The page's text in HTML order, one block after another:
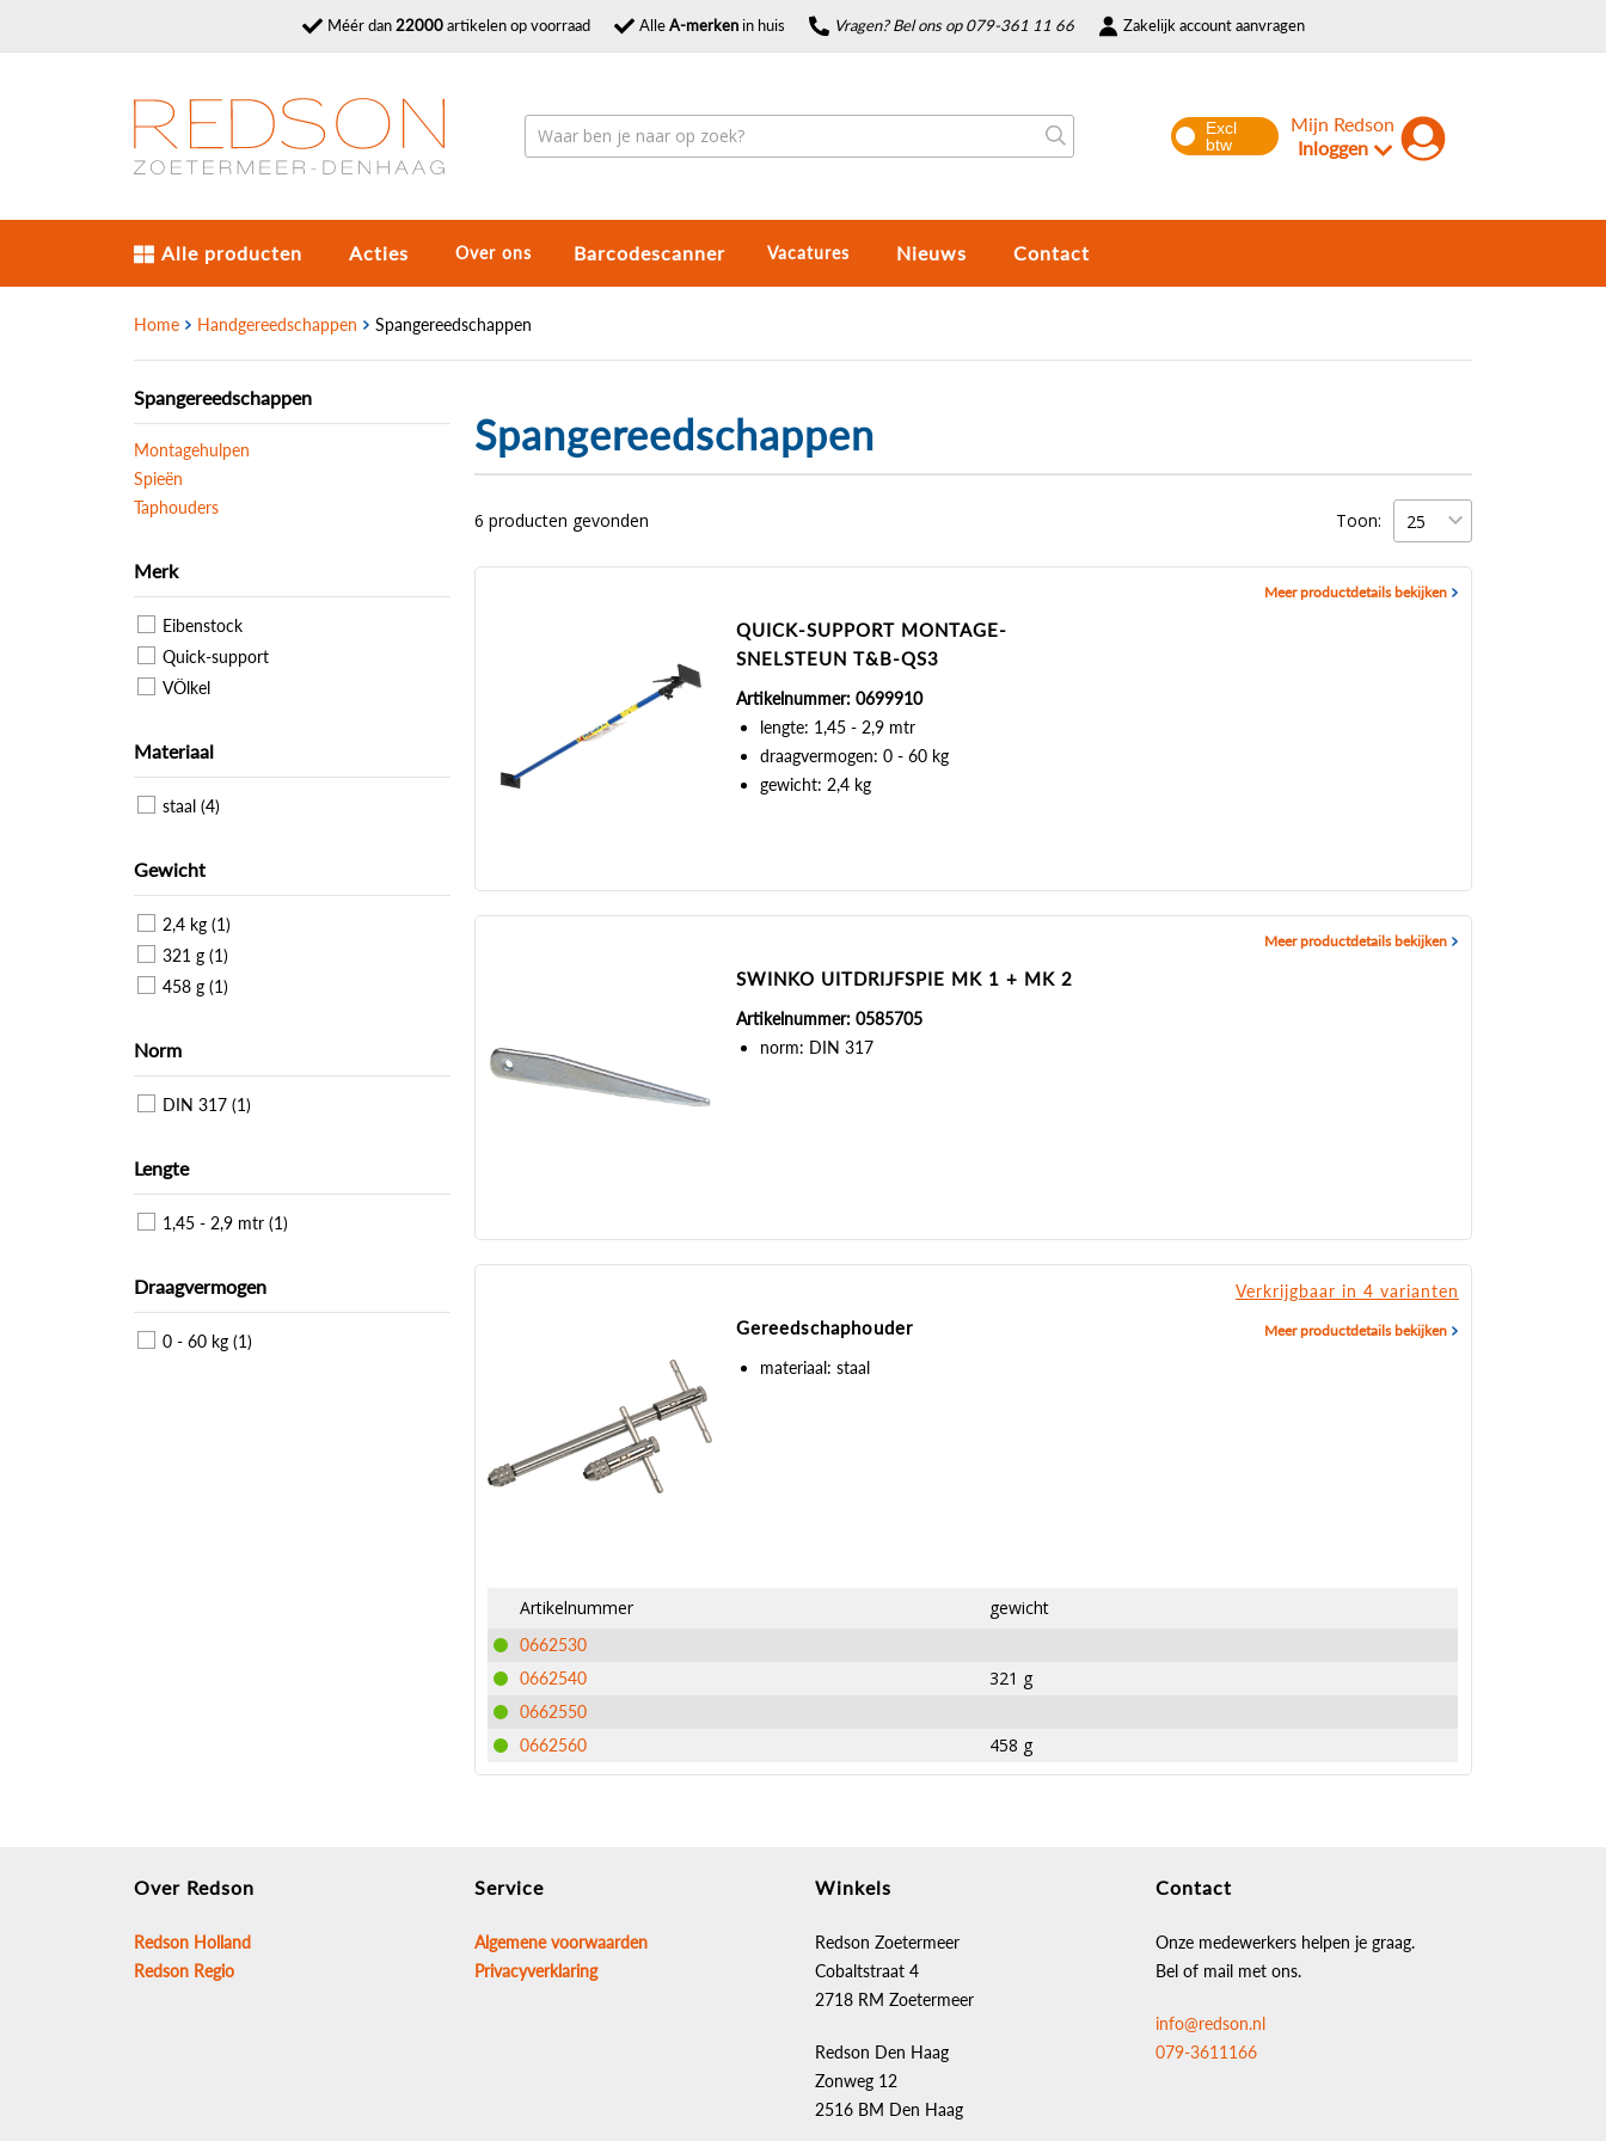
Méér dan22000artikelen op voorraad AlleA-merkenin huis Vragen? Bel ons op 079-361 11 66 Zakelijk account aanvragen
Mijn Redson
Inloggen
Alle producten Acties Over ons Barcodescanner Vacatures Nieuws Contact
Home Handgereedschappen Spangereedschappen
Spangereedschappen
Montagehulpen
Spieën
Taphouders
Merk
Eibenstock
Quick-support
VÖlkel
Materiaal
staal (4)
Gewicht
2,4 kg (1)
321 g (1)
458 g (1)
Norm
DIN 317 (1)
Lengte
1,45 - 2,9 mtr (1)
Draagvermogen
0 - 60 kg (1)
Spangereedschappen
6 producten gevonden Toon:
QUICK-SUPPORT MONTAGE-
SNELSTEUN T&B-QS3
Artikelnummer: 0699910
lengte: 1,45 - 2,9 mtr
draagvermogen: 0 - 60 kg
gewicht: 2,4 kg
Meer productdetails bekijken
SWINKO UITDRIJFSPIE MK 1 + MK 2
Artikelnummer: 0585705
norm: DIN 317
Meer productdetails bekijken
Gereedschaphouder
materiaal: staal
Verkrijgbaar in 4 varianten
Meer productdetails bekijken
Artikelnummer gewicht
0662530
0662540
321 g
0662550
0662560
458 g
Over Redson
Redson Holland
Redson Regio
Service
Algemene voorwaarden
Privacyverklaring
Winkels
Redson Zoetermeer
Cobaltstraat 4
2718 RM Zoetermeer
Redson Den Haag
Zonweg 12
2516 BM Den Haag
Contact
Onze medewerkers helpen je graag.
Bel of mail met ons.
info@redson.nl
079-3611166